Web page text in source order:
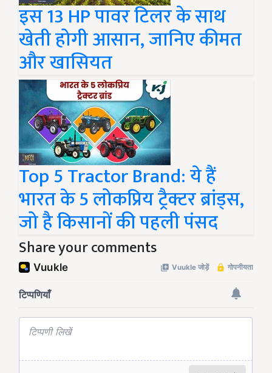
इस 13 HP पावर टिलर के साथ
खेती होगी आसान, जानिए कीमत
और खासियत
Top 5 Tractor Brand: ये हैं
भारत के 5 लोकप्रिय ट्रैक्टर ब्रांड्स,
जो है किसानों की पहली पंसद
Share your comments